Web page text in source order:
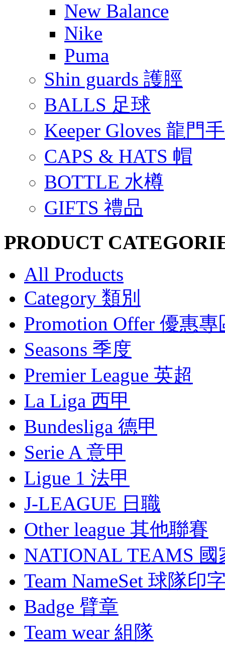
New Balance
Nike
Puma
Shin guards 護脛
BALLS 足球
Keeper Gloves 龍門
CAPS & HATS 帽
BOTTLE 水樽
GIFTS 禮品
PRODUCT
All Products
Category 類別
Promotion Offer 優惠專
Seasons 季度
Premier League 英超
La Liga 西甲
Bundesliga 德甲
Serie A 意甲
Ligue 1 法甲
J-LEAGUE 日職
Other league 其他聯賽
NATIONAL TEAMS 國
Team NameSet 球隊印
Badge 臂章
Team wear 組隊